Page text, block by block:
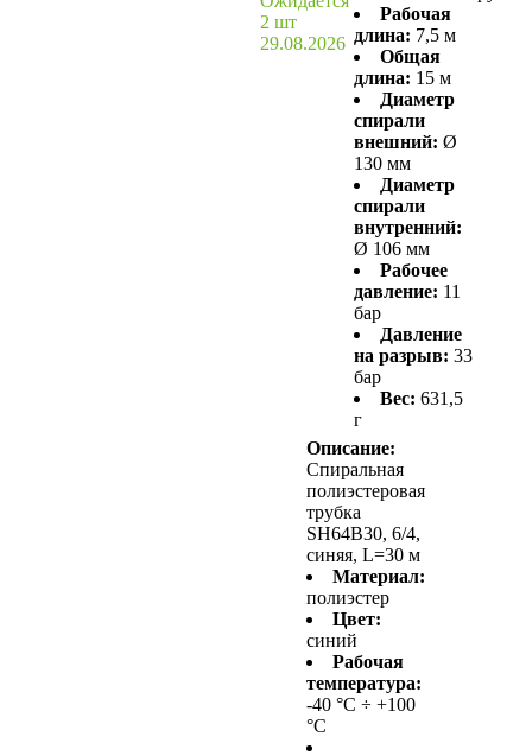
2 шт
29.08.2026
Рабочая
длина: 7,5 м
Общая
длина: 15 м
Диаметр
спирали
внешний: Ø
130 мм
Диаметр
спирали
внутренний:
Ø 106 мм
Рабочее
давление: 11
бар
Давление
на разрыв: 33
бар
Вес: 631,5
г
Описание:
Спиральная
полиэстеровая
трубка
SH64B30, 6/4,
синяя, L=30 м
Материал:
полиэстер
Цвет:
синий
Рабочая
температура:
-40 °С ÷ +100
°С